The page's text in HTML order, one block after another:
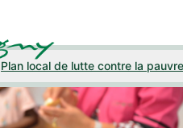
Plan local de lutte contre la